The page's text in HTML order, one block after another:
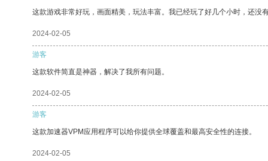
这款游戏非常好玩，画面精美，玩法丰富。我已经玩了好几个小时，还没
2024-02-05
游客
这款软件简直是神器，解决了我所有问题。
2024-02-05
游客
这款加速器VPM应用程序可以给你提供全球覆盖和最高安全性的连接。
2024-02-05